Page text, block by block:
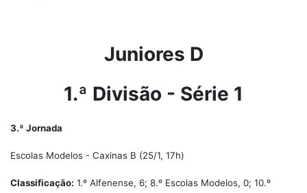
Juniores D
1.ª Divisão - Série 1
3.ª Jornada
Escolas Modelos - Caxinas B (25/1, 17h)
Classificação: 1.º Alfenense, 6; 8.º Escolas Modelos, 0; 10.º